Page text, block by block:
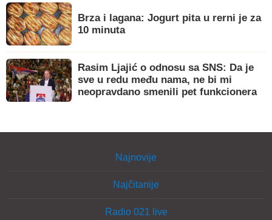
Brza i lagana: Jogurt pita u rerni je za
10 minuta
Rasim Ljajić o odnosu sa SNS: Da je
sve u redu među nama, ne bi mi
neopravdano smenili pet funkcionera
Najnovije
Najčitanije
Radio 021 live